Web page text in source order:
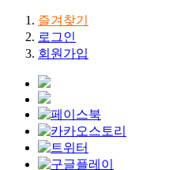
즐겨찾기
로그인
회원가입